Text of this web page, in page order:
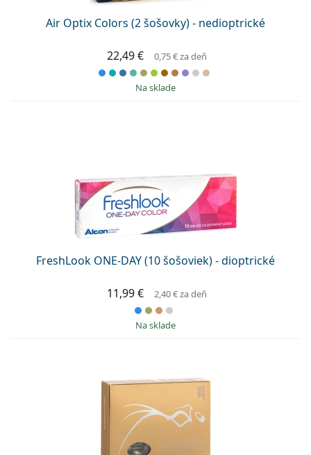
Air Optix Colors (2 šošovky) - nedioptrické
22,49 € 0,75 €za deň
na sklade
FreshLook ONE-DAY (10 šošoviek) - dioptrické
11,99 € 2,40 €za deň
na sklade